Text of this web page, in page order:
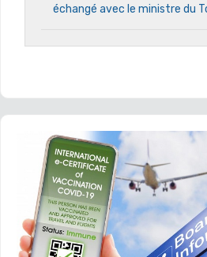
échangé avec le ministre du